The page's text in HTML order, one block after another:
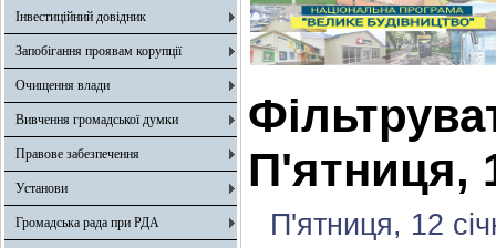
Інвестиційний довідник
Запобігання проявам корупції
Очищення влади
Вивчення громадської думки
Правове забезпечення
Установи
Громадська рада при РДА
П'ятниця,
П'ятниця, 12